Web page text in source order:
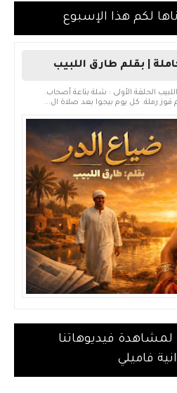
لكم هذا الإسبوع
| بقلم طارق اللبيب
الحلقة الأولى : شلة بتاعة أصحاب.
رملة. كل يوم بيجوا بعد صلاة ال...
فيديوهاتنا
فاميلي